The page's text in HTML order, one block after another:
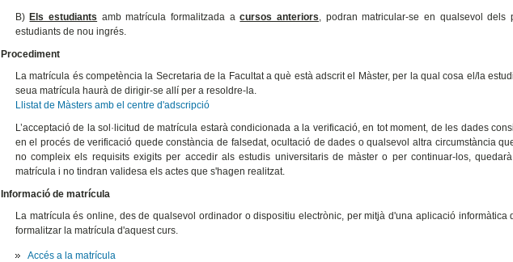
B) Els estudiants amb matrícula formalitzada acursos anteriors, podran matricular-se en qualsevoldels
estudiants de nou ingrés.
Procediment
La matrícula és competència la Secretaria de la Facultat a què està adscrit el Màster, per la qual cosa el/la
seua matrícula haurà de dirigir-se allí per a resoldre-la.
Llistat de Màsters amb el centre d'adscripció
L’acceptació de la sol·licitud de matrícula estarà condicionada a la verificació, en tot moment, de les dades
en el procés de verificació quede constància de falsedat, ocultació de dades o qualsevol altra circumstància
no compleix els requisits exigits per accedir als estudis universitaris de màster o per continuar-los,
matrícula i no tindran validesa els actes que s'hagen realitzat.
Informació de matrícula
La matrícula és online, des de qualsevol ordinador o dispositiu electrònic, per mitjà d'una aplicació informàtica
formalitzar la matrícula d'aquest curs.
Accés a la matrícula